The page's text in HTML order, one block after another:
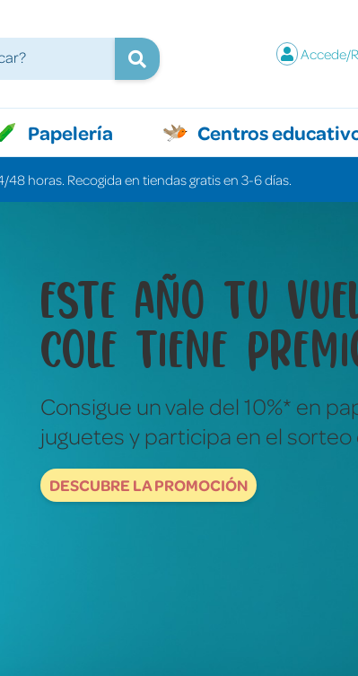
Accede/
Papelería Centros
horas. Recogida en tiendas gratis en 3-6 días.
Libros y juegos
cuentan todo
una palabra
Fotografías reales para descubrir
mundo de verdad.